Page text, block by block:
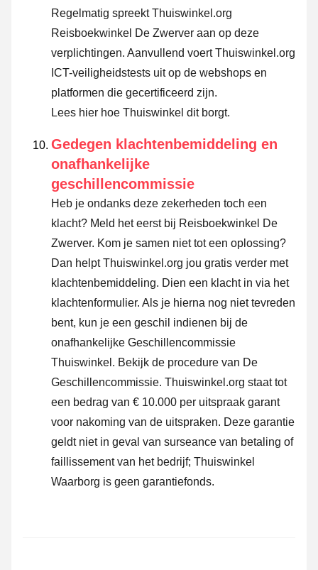
Regelmatig spreekt Thuiswinkel.org
Reisboekwinkel De Zwerver aan op deze
verplichtingen. Aanvullend voert Thuiswinkel.org
ICT-veiligheidstests uit op de webshops en
platformen die gecertificeerd zijn.
Lees hier hoe Thuiswinkel dit borgt.
Gedegen klachtenbemiddeling en
onafhankelijke
geschillencommissie
Heb je ondanks deze zekerheden toch een
klacht? Meld het eerst bij Reisboekwinkel De
Zwerver. Kom je samen niet tot een oplossing?
Dan helpt Thuiswinkel.org jou gratis verder met
klachtenbemiddeling. Dien een klacht in via het
klachtenformulier. Als je hierna nog niet tevreden
bent, kun je een geschil indienen bij de
onafhankelijke Geschillencommissie
Thuiswinkel. Bekijk de procedure van De
Geschillencommissie. Thuiswinkel.org staat tot
een bedrag van € 10.000 per uitspraak garant
voor nakoming van de uitspraken. Deze garantie
geldt niet in geval van surseance van betaling of
faillissement van het bedrijf; Thuiswinkel
Waarborg is geen garantiefonds.